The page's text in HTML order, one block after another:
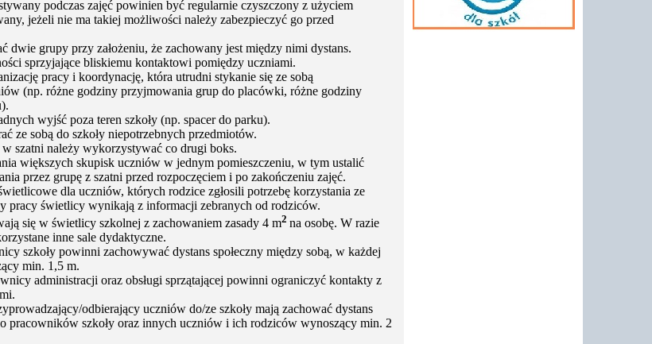
podczas zajęć powinien być regularnie czyszczony z użyciem
jeżeli nie ma takiej możliwości należy zabezpieczyć go przed
dwie grupy przy założeniu, że zachowany jest między nimi dystans.
sprzyjające bliskiemu kontaktowi pomiędzy uczniami.
pracy i koordynację, która utrudni stykanie się ze sobą
(np. różne godziny przyjmowania grup do placówki, różne godziny
wyjść poza teren szkoły (np. spacer do parku).
ze sobą do szkoły niepotrzebnych przedmiotów.
szatni należy wykorzystywać co drugi boks.
większych skupisk uczniów w jednym pomieszczeniu, w tym ustalić
przez grupę z szatni przed rozpoczęciem i po zakończeniu zajęć.
dla uczniów, których rodzice zgłosili potrzebę korzystania ze
pracy świetlicy wynikają z informacji zebranych od rodziców.
się w świetlicy szkolnej z zachowaniem zasady 4 m2 na osobę. W razie
inne sale dydaktyczne.
szkoły powinni zachowywać dystans społeczny między sobą, w każdej
min. 1,5 m.
administracji oraz obsługi sprzątającej powinni ograniczyć kontakty z
odbierający uczniów do/ze szkoły mają zachować dystans
pracowników szkoły oraz innych uczniów i ich rodziców wynoszący min. 2